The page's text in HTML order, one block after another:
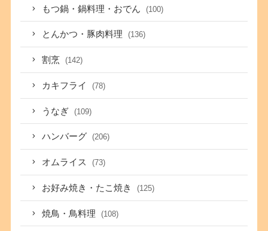
もつ鍋・鍋料理・おでん (100)
とんかつ・豚肉料理 (136)
割烹 (142)
カキフライ (78)
うなぎ (109)
ハンバーグ (206)
オムライス (73)
お好み焼き・たこ焼き (125)
焼鳥・鳥料理 (108)